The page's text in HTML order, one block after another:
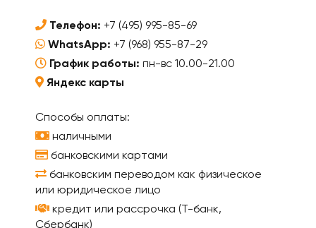
Телефон: +7 (495) 995-85-69
WhatsApp: +7 (968) 955-87-29
График работы: пн-вс 10.00-21.00
Яндекс карты
Способы оплаты:
наличными
банковскими картами
банковским переводом как физическое
или юридическое лицо
кредит или рассрочка (Т-банк,
Сбербанк)